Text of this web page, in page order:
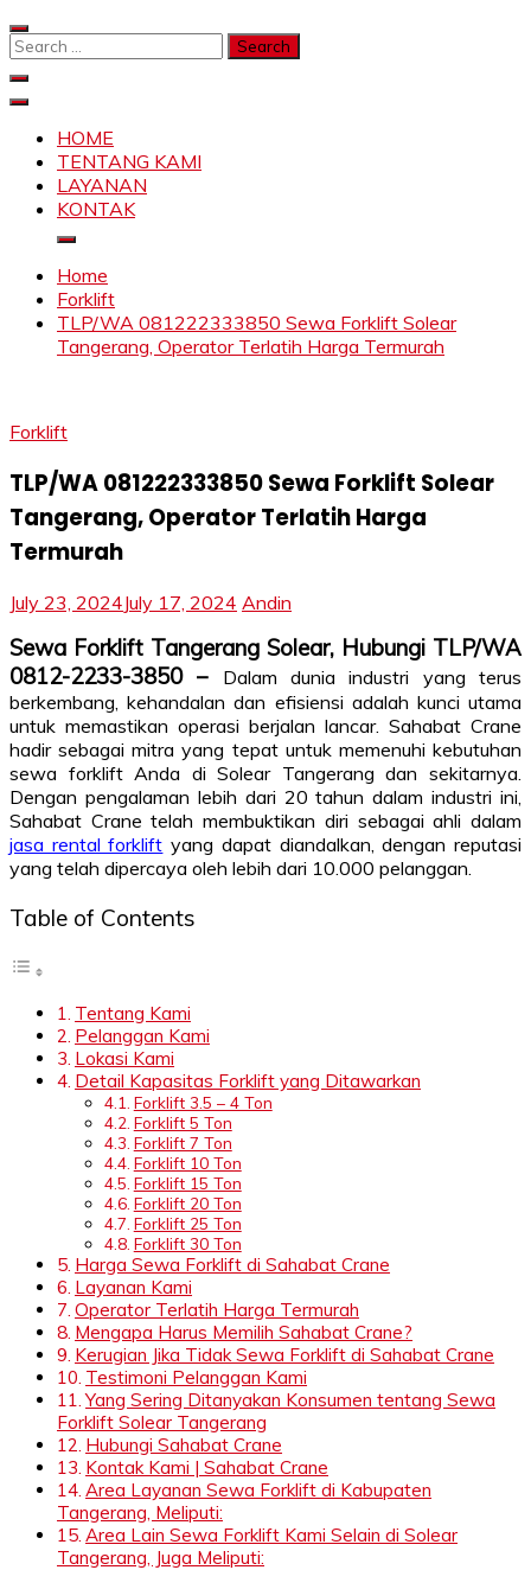
Skip
to
Search
SKYLIFTHOME
TENTANG KAMI
LAYANAN
KONTAK
Home
Forklift
TLP/WA 081222333850 Sewa Forklift Solear
Tangerang, Operator Terlatih Harga Termurah
Forklift
TLP/WA 081222333850 Sewa Forklift Solear
Tangerang, Operator Terlatih Harga
Termurah
July 23, 2024July 17, 2024 Andin
Sewa Forklift Tangerang Solear, Hubungi TLP/WA
0812-2233-3850 –
Dalam dunia industri yang terus
berkembang, kehandalan dan efisiensi adalah kunci utama
untuk memastikan operasi berjalan lancar. Sahabat Crane
hadir sebagai mitra yang tepat untuk memenuhi kebutuhan
sewa forklift Anda di Solear Tangerang dan sekitarnya.
Dengan pengalaman lebih dari 20 tahun dalam industri ini,
Sahabat Crane telah membuktikan diri sebagai ahli dalam
jasa rental forklift yang dapat diandalkan, dengan reputasi
yang telah dipercaya oleh lebih dari 10.000 pelanggan.
Table of Contents
Tentang Kami
Pelanggan Kami
Lokasi Kami
Detail Kapasitas Forklift yang Ditawarkan
Forklift 3.5 – 4 Ton
Forklift 5 Ton
Forklift 7 Ton
Forklift 10 Ton
Forklift 15 Ton
Forklift 20 Ton
Forklift 25 Ton
Forklift 30 Ton
Harga Sewa Forklift di Sahabat Crane
Layanan Kami
Operator Terlatih Harga Termurah
Mengapa Harus Memilih Sahabat Crane?
Kerugian Jika Tidak Sewa Forklift di Sahabat Crane
Testimoni Pelanggan Kami
Yang Sering Ditanyakan Konsumen tentang Sewa
Forklift Solear Tangerang
Hubungi Sahabat Crane
Kontak Kami | Sahabat Crane
Area Layanan Sewa Forklift di Kabupaten
Tangerang, Meliputi:
Area Lain Sewa Forklift Kami Selain di Solear
Tangerang, Juga Meliputi: